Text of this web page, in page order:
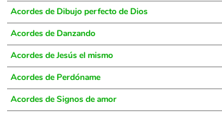
Acordes de Dibujo perfecto de Dios
Acordes de Danzando
Acordes de Jesús el mismo
Acordes de Perdóname
Acordes de Signos de amor